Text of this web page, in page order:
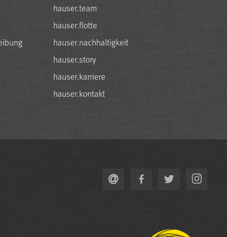
hauser.team
hauser.flotte
hauser.nachhaltigkeit
hauser.story
hauser.karriere
hauser.kontakt